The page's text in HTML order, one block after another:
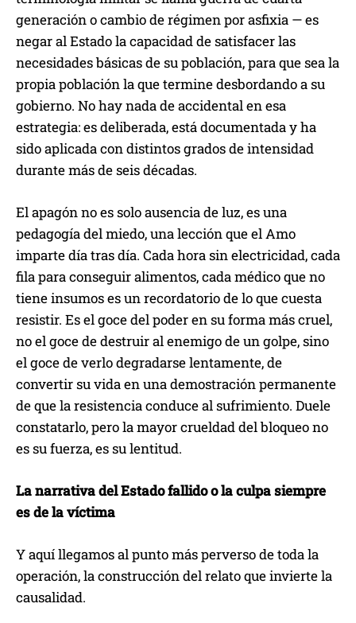
generación o cambio de régimen por asfixia — es
negar al Estado la capacidad de satisfacer las
necesidades básicas de su población, para que sea la
propia población la que termine desbordando a su
gobierno. No hay nada de accidental en esa
estrategia: es deliberada, está documentada y ha
sido aplicada con distintos grados de intensidad
durante más de seis décadas.
El apagón no es solo ausencia de luz, es una
pedagogía del miedo, una lección que el Amo
imparte día tras día. Cada hora sin electricidad, cada
fila para conseguir alimentos, cada médico que no
tiene insumos es un recordatorio de lo que cuesta
resistir. Es el goce del poder en su forma más cruel,
no el goce de destruir al enemigo de un golpe, sino
el goce de verlo degradarse lentamente, de
convertir su vida en una demostración permanente
de que la resistencia conduce al sufrimiento. Duele
constatarlo, pero la mayor crueldad del bloqueo no
es su fuerza, es su lentitud.
La narrativa del Estado fallido o la culpa siempre
es de la víctima
Y aquí llegamos al punto más perverso de toda la
operación, la construcción del relato que invierte la
causalidad.